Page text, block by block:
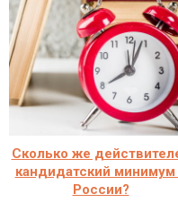
Сколько же
кандидатский минимум
России?